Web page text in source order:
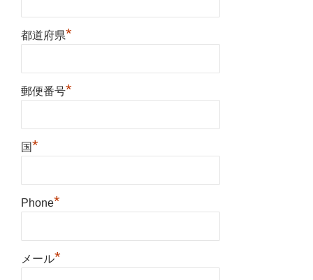
都道府県*
郵便番号*
国*
Phone*
メール*